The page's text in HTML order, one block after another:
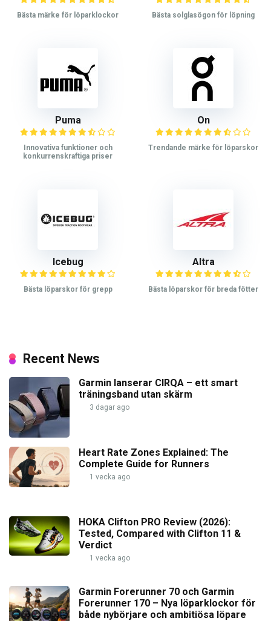
Bästa märke för löparklockor Bästa solglasögon för löpning
Puma
Innovativa funktioner och
konkurrenskraftiga priser
On
Trendande märke för löparskor
Icebug
Bästa löparskor för grepp
Altra
Bästa löparskor för breda fötter
Recent News
Garmin lanserar CIRQA – ett smart
träningsband utan skärm
3 dagar ago
Heart Rate Zones Explained: The
Complete Guide for Runners
1 vecka ago
HOKA Clifton PRO Review (2026):
Tested, Compared with Clifton 11 &
Verdict
1 vecka ago
Garmin Forerunner 70 och Garmin
Forerunner 170 – Nya löparklockor för
både nybörjare och ambitiösa löpare